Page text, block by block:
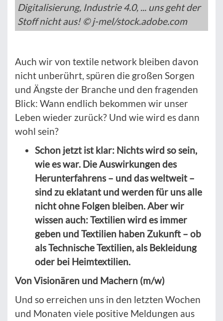
Digitalisierung, Industrie 4.0, ... uns geht der
Stoff nicht aus! © j-mel/stock.adobe.com
Auch wir von textile network bleiben davon
nicht unberührt, spüren die großen Sorgen
und Ängste der Branche und den fragenden
Blick: Wann endlich bekommen wir unser
Leben wieder zurück? Und wie wird es dann
wohl sein?
Schon jetzt ist klar: Nichts wird so sein,
wie es war. Die Auswirkungen des
Herunterfahrens – und das weltweit –
sind zu eklatant und werden für uns alle
nicht ohne Folgen bleiben. Aber wir
wissen auch: Textilien wird es immer
geben und Textilien haben Zukunft – ob
als Technische Textilien, als Bekleidung
oder bei Heimtextilien.
Von Visionären und Machern (m/w)
Und so erreichen uns in den letzten Wochen
und Monaten viele positive Meldungen aus